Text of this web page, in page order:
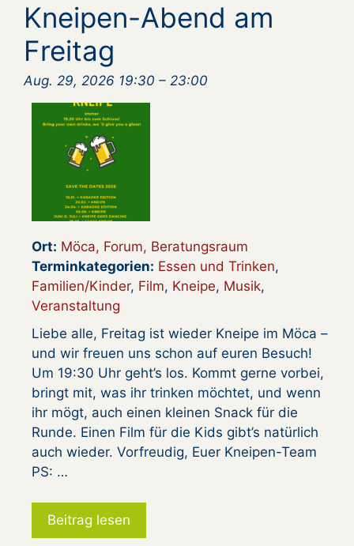
Kneipen-Abend am
Freitag
Aug. 29, 2026 19:30 – 23:00
Ort: Möca, Forum, Beratungsraum
Terminkategorien: Essen und Trinken,
Familien/Kinder, Film, Kneipe, Musik,
Veranstaltung
Liebe alle, Freitag ist wieder Kneipe im Möca –
und wir freuen uns schon auf euren Besuch!
Um 19:30 Uhr geht’s los. Kommt gerne vorbei,
bringt mit, was ihr trinken möchtet, und wenn
ihr mögt, auch einen kleinen Snack für die
Runde. Einen Film für die Kids gibt’s natürlich
auch wieder. Vorfreudig, Euer Kneipen-Team
PS: …
Beitrag lesen